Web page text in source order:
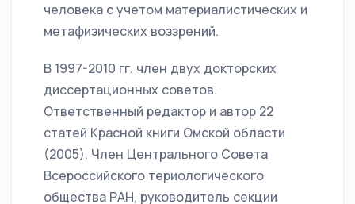
человека с учетом материалистических и
метафизических воззрений.
В 1997-2010 гг. член двух докторских
диссертационных советов.
Ответственный редактор и автор 22
статей Красной книги Омской области
(2005). Член Центрального Совета
Всероссийского териологического
общества РАН, руководитель секции